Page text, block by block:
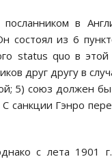
посланником в
состоял из 6
status quo в этой
друг другу в
5) союз должен
санкции Гэнро
с лета 1901